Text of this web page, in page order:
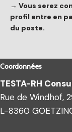
→ Vous serez
profil entre en
du poste.
Coordonnées
TESTA-RH
Rue de Windhof,
L-8360